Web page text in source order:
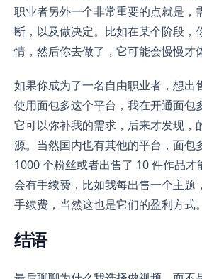
职业者另外一个非常重要的点就是，
断，以及做决定。比如在某个阶段，
情，然后你去做了，它可能会慢慢才
如果你成为了一名自由职业者，想出
使用面包多这个平台，我在开通面包
它可以弥补我的需求，后来才发现，
源。当然国内也有其他的平台，面包
1000 个粉丝或者出售了 10 件作品
会有手续费，比如我每出售一个主题
手续费，当然这也是它们的盈利方式。
结语